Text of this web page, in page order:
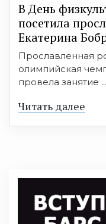
В День
посетила
Екатерина
Прославленная
олимпийская
провела занятие ...
Читать далее